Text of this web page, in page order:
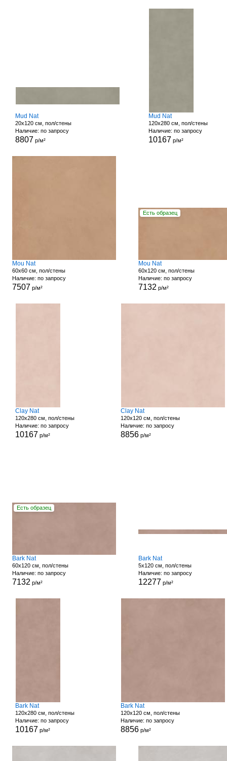
Mud Nat
20x120 см, пол/стены
Наличие: по запросу
8807 р/м²
Mud Nat
120x280 см, пол/стены
Наличие: по запросу
10167 р/м²
Mou Nat
60x60 см, пол/стены
Наличие: по запросу
7507 р/м²
Есть образец
Mou Nat
60x120 см, пол/стены
Наличие: по запросу
7132 р/м²
Clay Nat
120x280 см, пол/стены
Наличие: по запросу
10167 р/м²
Clay Nat
120x120 см, пол/стены
Наличие: по запросу
8856 р/м²
Есть образец
Bark Nat
60x120 см, пол/стены
Наличие: по запросу
7132 р/м²
Bark Nat
5x120 см, пол/стены
Наличие: по запросу
12277 р/м²
Bark Nat
120x280 см, пол/стены
Наличие: по запросу
10167 р/м²
Bark Nat
120x120 см, пол/стены
Наличие: по запросу
8856 р/м²